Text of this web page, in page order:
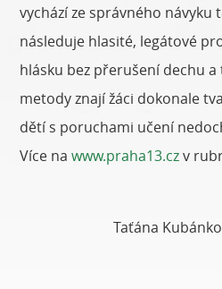
vychází ze správného návyku
následuje hlasité, legátové
hlásku bez přerušení dechu
metody znají žáci dokonale
dětí s poruchami učení
Více nawww.praha13.czv
Taťána